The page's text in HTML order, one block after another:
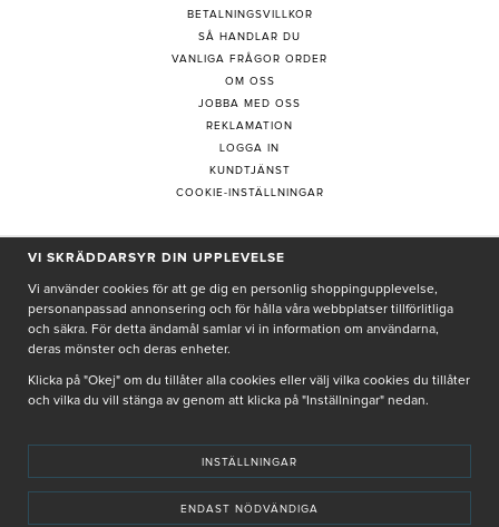
BETALNINGSVILLKOR
SÅ HANDLAR DU
VANLIGA FRÅGOR ORDER
OM OSS
JOBBA MED OSS
REKLAMATION
LOGGA IN
KUNDTJÄNST
COOKIE-INSTÄLLNINGAR
PRENUMERERA PÅ NYHETSBREV
Genom att ge min e-post, accepterar jag Seth och Sallyintegritetspolicy
De uppgifter du matar in kommer endast användas till våra nyhetsbrev.
VI SKRÄDDARSYR DIN UPPLEVELSE
Vi använder cookies för att ge dig en personlig shoppingupplevelse,
personanpassad annonsering och för hålla våra webbplatser tillförlitliga
och säkra. För detta ändamål samlar vi in information om användarna,
deras mönster och deras enheter.
Klicka på "Okej" om du tillåter alla cookies eller välj vilka cookies du tillåter
och vilka du vill stänga av genom att klicka på "Inställningar" nedan.
INSTÄLLNINGAR
ENDAST NÖDVÄNDIGA